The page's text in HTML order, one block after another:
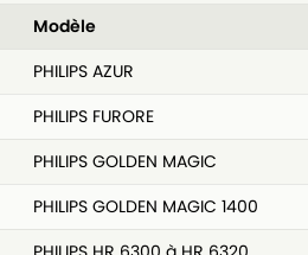
Modèle
PHILIPS AZUR
PHILIPS FURORE
PHILIPS GOLDEN MAGIC
PHILIPS GOLDEN MAGIC 1400